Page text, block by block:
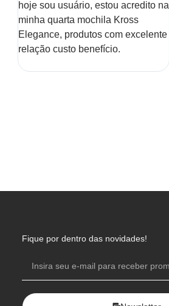
hoje sou usuário, estou acredito na
minha quarta mochila Kross
Elegance, produtos com excelente
relação custo benefício.
Fique por dentro das novidades!